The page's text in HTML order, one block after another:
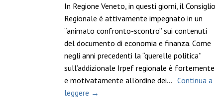
In Regione Veneto, in questi giorni, il Consiglio
Regionale è attivamente impegnato in un
“animato confronto-scontro” sui contenuti
del documento di economia e finanza. Come
negli anni precedenti la “querelle politica”
sull’addizionale Irpef regionale è fortemente
e motivatamente all’ordine dei… Continua a
leggere →